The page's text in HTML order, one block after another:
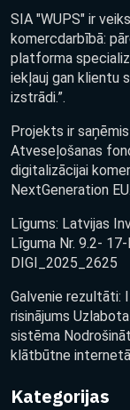
SIA "WUPS" ir
komercdarbībā:
platforma
iekļauj gan klientu
izstrādi.”.
Projekts ir
Atveseļošanas
digitalizācijai
NextGeneration EU.
Līgums: Latvijas
Līguma Nr. 9.2-
DIGI_2025_2625
Galvenie rezultāti:
risinājums
sistēma
klātbūtne internetā
Kategorijas